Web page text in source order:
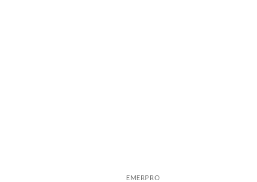
EMERPRO